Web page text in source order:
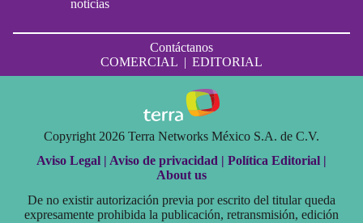
noticias
Contáctanos
COMERCIAL | EDITORIAL
Copyright 2026 Terra Networks México S.A. de C.V.
Aviso Legal | Aviso de privacidad | Política Editorial |
About us
De no existir autorización previa por escrito del titular queda
expresamente prohibida la publicación, retransmisión, edición